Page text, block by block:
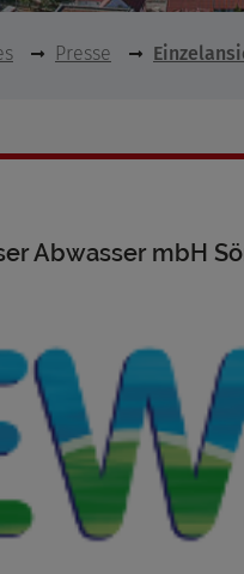
Presse
Abwasser mbH